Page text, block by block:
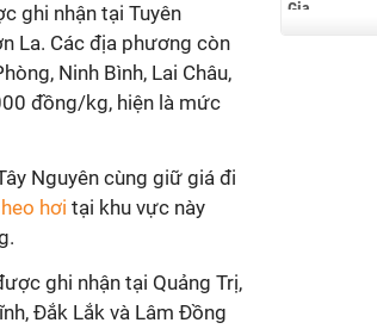
ghi nhận tại Tuyên
La. Các địa phương còn
Ninh Bình, Lai Châu,
đồng/kg, hiện là mức
Nguyên cùng giữ giá đi
hơi tại khu vực này
ghi nhận tại Quảng Trị,
Đắk Lắk và Lâm Đồng